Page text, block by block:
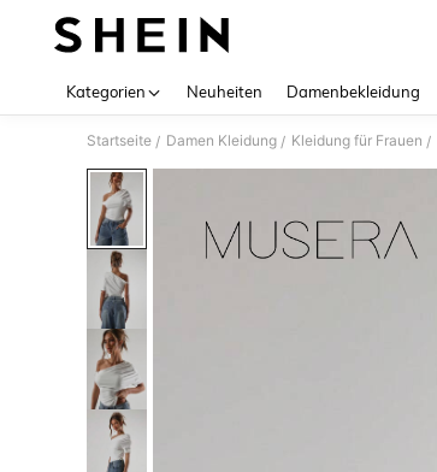
Kategorien Neuheiten Damenbekleidung
Startseite / Damen Kleidung / Kleidung für Frauen /